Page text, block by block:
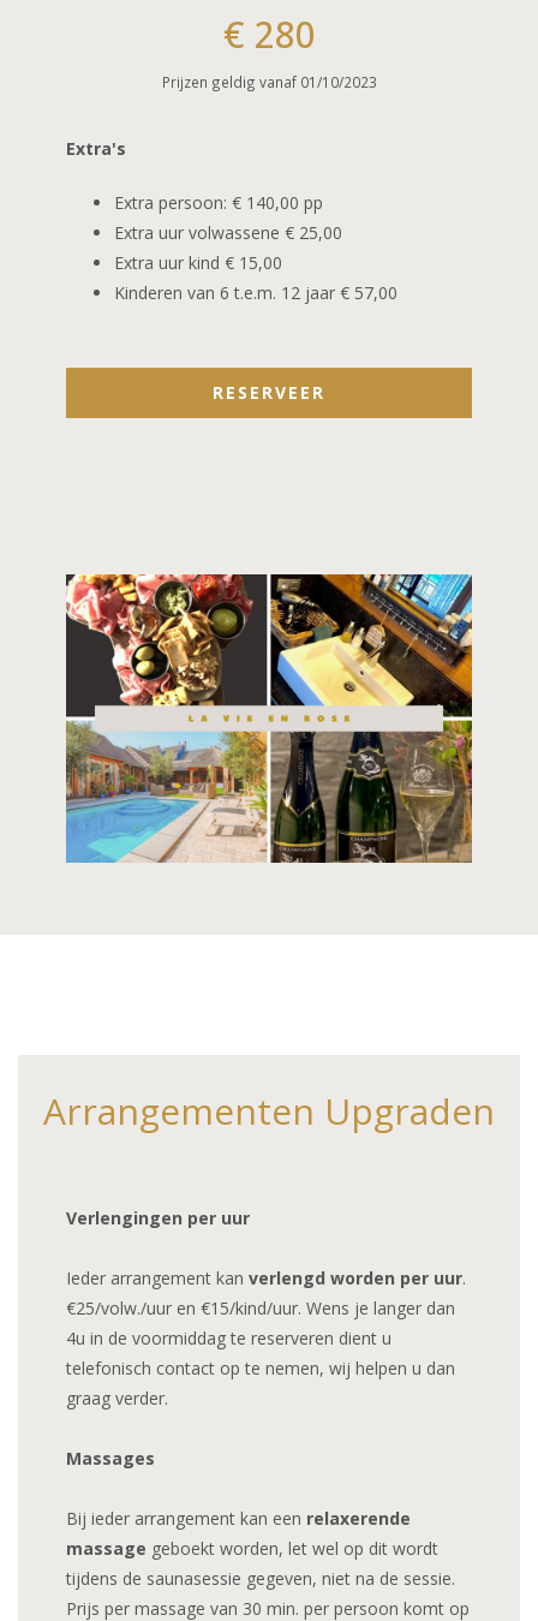
€ 280
Prijzen geldig vanaf 01/10/2023
Extra's
Extra persoon: € 140,00 pp
Extra uur volwassene € 25,00
Extra uur kind € 15,00
Kinderen van 6 t.e.m. 12 jaar € 57,00
RESERVEER
Arrangementen Upgraden
Verlengingen per uur
Ieder arrangement kan verlengd worden per uur.
€25/volw./uur en €15/kind/uur. Wens je langer dan
4u in de voormiddag te reserveren dient u
telefonisch contact op te nemen, wij helpen u dan
graag verder.
Massages
Bij ieder arrangement kan een relaxerende
massage geboekt worden, let wel op dit wordt
tijdens de saunasessie gegeven, niet na de sessie.
Prijs per massage van 30 min. per persoon komt op